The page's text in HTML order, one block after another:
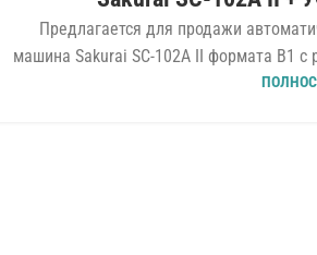
Предлагается для продажи
машина Sakurai SС-102A II формата B1